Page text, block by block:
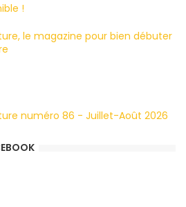
!
le magazine pour bien débuter
numéro 86 - Juillet-Août 2026